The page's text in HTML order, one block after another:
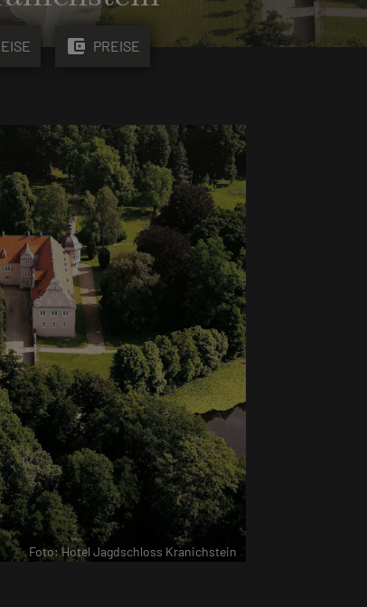
account_balance_wallet PREISE
Foto: Hotel Jagdschloss Kranichstein